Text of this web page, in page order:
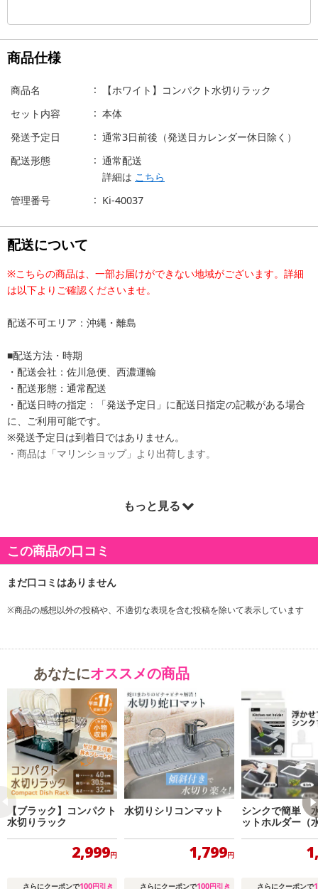
商品仕様
商品名
【ホワイト】コンパクト水切りラック
セット内容
本体
発送予定日
通常3日前後（発送日カレンダー休日除く）
配送形態
通常配送
詳細は こちら
管理番号
Ki-40037
配送について
※こちらの商品は、一部お届けができない地域がございます。詳細
は以下よりご確認くださいませ。
配送不可エリア：沖縄・離島
■配送方法・時期
・配送会社：佐川急便、西濃運輸
・配送形態：通常配送
・配送日時の指定：「発送予定日」に配送日指定の記載がある場合
に、ご利用可能です。
※発送予定日は到着日ではありません。
・商品は「マリンショップ」より出荷します。
もっと見る
この商品の口コミ
※商品の感想以外の投稿や、不適切な表現を含む投稿を除いて表示しています
あなたにオススメの商品
【ブラック】コンパクト
水切りラック
2,999円
さらにクーポンで100円引き
水切りシリコンマット
1,799円
さらにクーポンで100円引き
シンクで簡単
ットホルダー（
さらにクーポンで